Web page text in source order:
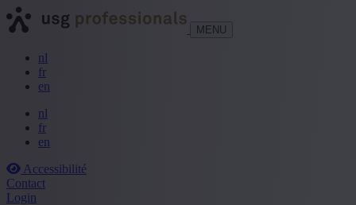
MENU
nl
fr
en
nl
fr
en
Accessibilité
Contact
Login